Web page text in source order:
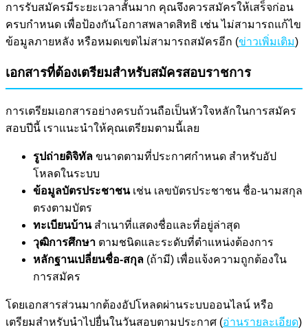
การรับสมัครมีระยะเวลาสั้นมาก คุณจึงควรสมัครให้เสร็จก่อน
ครบกำหนด เพื่อป้องกันโอกาสพลาดสิทธิ เช่น ไม่สามารถแก้ไข
ข้อมูลภายหลัง หรือหมดเขตไม่สามารถสมัครอีก (ข่าวเพิ่มเติม)
เอกสารที่ต้องเตรียมสำหรับสมัครสอบราชการ
การเตรียมเอกสารอย่างครบถ้วนถือเป็นหัวใจหลักในการสมัคร
สอบปีนี้ เราแนะนำให้คุณเตรียมตามนี้เลย
รูปถ่ายดิจิทัล ขนาดตามที่ประกาศกำหนด สำหรับอัป
โหลดในระบบ
ข้อมูลบัตรประชาชนเช่น เลขบัตรประชาชน ชื่อ-นามสกุล
ตรงตามบัตร
ทะเบียนบ้านสำเนาที่แสดงชื่อและที่อยู่ล่าสุด
วุฒิการศึกษา ตามชนิดและระดับที่ตำแหน่งต้องการ
หลักฐานเปลี่ยนชื่อ-สกุล (ถ้ามี) เพื่อแจ้งความถูกต้องใน
การสมัคร
โดยเอกสารส่วนมากต้องอัปโหลดผ่านระบบออนไลน์ หรือ
เตรียมสำหรับนำไปยื่นในวันสอบตามประกาศ (อ่านรายละเอียด)